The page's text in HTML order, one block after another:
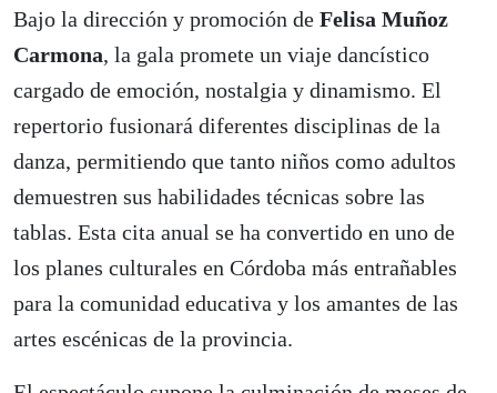
Bajo la dirección y promoción de Felisa Muñoz
Carmona, la gala promete un viaje dancístico
cargado de emoción, nostalgia y dinamismo. El
repertorio fusionará diferentes disciplinas de la
danza, permitiendo que tanto niños como adultos
demuestren sus habilidades técnicas sobre las
tablas. Esta cita anual se ha convertido en uno de
los planes culturales en Córdoba más entrañables
para la comunidad educativa y los amantes de las
artes escénicas de la provincia.